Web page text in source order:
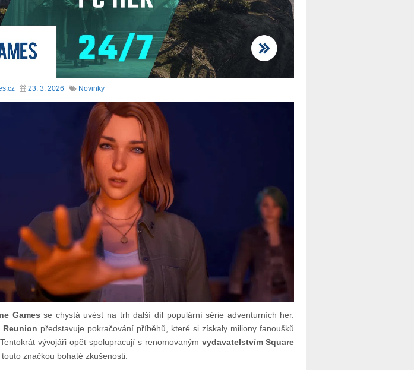
23. 3. 2026 Novinky
Games se chystá uvést na trh další díl populární série adventurních her.
Reunion představuje pokračování příběhů, které si získaly miliony fanoušků
vývojáři opět spolupracují s renomovaným vydavatelstvím Square
značkou bohaté zkušenosti.